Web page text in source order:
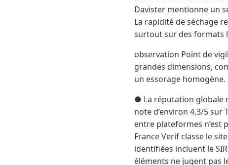
Davister mentionne un
La rapidité de séchage
surtout sur des formats
observation Point de
grandes dimensions,
un essorage homogène.
● La réputation globale
note d’environ 4,3/5 sur
entre plateformes n’est
France Verif classe le
identifiées incluent le
éléments ne jugent pas